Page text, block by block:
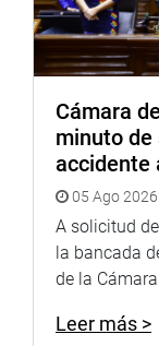
Cámara
minuto
accidente
05 Ago
A solicitud
la bancada
de la
Leer más >